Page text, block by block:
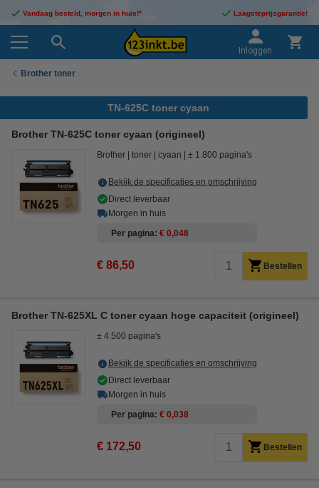
Vandaag besteld, morgen in huis!* Laagsteprijsgarantie!
Inloggen
Brother toner
TN-625C toner cyaan
Brother TN-625C toner cyaan (origineel)
Brother toner cyaan ± 1.800 pagina's
Bekijk de specificaties en omschrijving
Direct leverbaar
Morgen in huis
Per pagina € 0,048
€ 86,50 Bestellen
Brother TN-625XL C toner cyaan hoge capaciteit (origineel)
± 4.500 pagina's
Bekijk de specificaties en omschrijving
Direct leverbaar
Morgen in huis
Per pagina € 0,038
€ 172,50 Bestellen